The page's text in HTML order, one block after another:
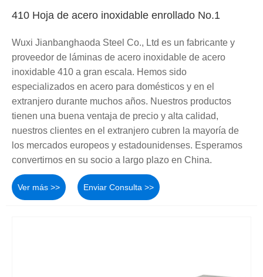
410 Hoja de acero inoxidable enrollado No.1
Wuxi Jianbanghaoda Steel Co., Ltd es un fabricante y
proveedor de láminas de acero inoxidable de acero
inoxidable 410 a gran escala. Hemos sido
especializados en acero para domésticos y en el
extranjero durante muchos años. Nuestros productos
tienen una buena ventaja de precio y alta calidad,
nuestros clientes en el extranjero cubren la mayoría de
los mercados europeos y estadounidenses. Esperamos
convertirnos en su socio a largo plazo en China.
Ver más >> Enviar Consulta >>